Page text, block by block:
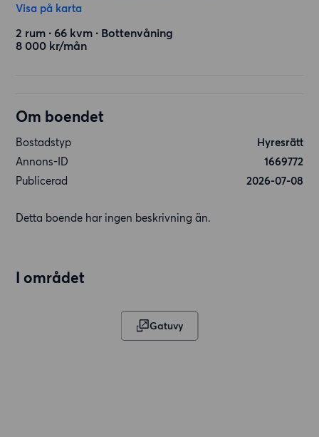
Visa på karta
2 rum ∙ 66 kvm ∙ Bottenvåning
8 000 kr/mån
Om boendet
Bostadstyp
Hyresrätt
Annons-ID
1669772
Publicerad
2026-07-08
Detta boende har ingen beskrivning än.
I området
Gatuvy